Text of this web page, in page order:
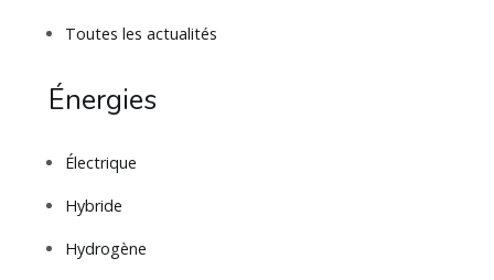
Toutes les actualités
Énergies
Électrique
Hybride
Hydrogène